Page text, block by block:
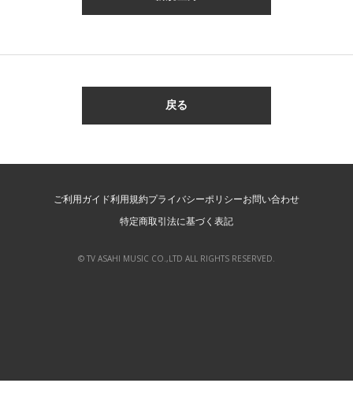
ご利用ガイド利用規約プライバシーポリシーお問い合わせ
特定商取引法に基づく表記
© TV ASAHI MUSIC CO.,LTD ALL RIGHTS RESERVED.